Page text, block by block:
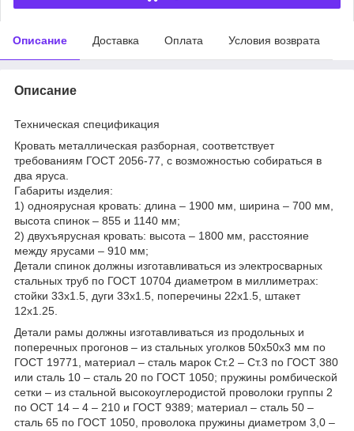
Описание Доставка Оплата Условия возврата
Описание
Техническая спецификация
Кровать металлическая разборная, соответствует
требованиям ГОСТ 2056-77, с возможностью собираться в
два яруса.
Габариты изделия:
1) одноярусная кровать: длина – 1900 мм, ширина – 700 мм,
высота спинок – 855 и 1140 мм;
2) двухъярусная кровать: высота – 1800 мм, расстояние
между ярусами – 910 мм;
Детали спинок должны изготавливаться из электросварных
стальных труб по ГОСТ 10704 диаметром в миллиметрах:
стойки 33х1.5, дуги 33х1.5, поперечины 22х1.5, штакет
12х1.25.
Детали рамы должны изготавливаться из продольных и
поперечных прогонов – из стальных уголков 50х50х3 мм по
ГОСТ 19771, материал – сталь марок Ст.2 – Ст.3 по ГОСТ 380
или сталь 10 – сталь 20 по ГОСТ 1050; пружины ромбической
сетки – из стальной высокоуглеродистой проволоки группы 2
по ОСТ 14 – 4 – 210 и ГОСТ 9389; материал – сталь 50 –
сталь 65 по ГОСТ 1050, проволока пружины диаметром 3,0 –